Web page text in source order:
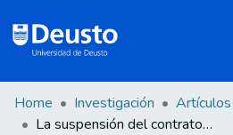
DeustoTeka
Home Investigación
Artículos
La suspensión del contrato de trabajo por nacimiento: ¿hacia una efectiva corresponsabilidad?